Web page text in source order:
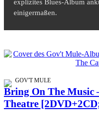
explizites Blues-Album
einigermaßen.
GOV'T MULE
Bring On The
Theatre